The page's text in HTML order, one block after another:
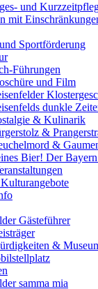
und
mit
Sportförderung
Führungen
und Film
dunkle
& Kulinarik
&
&
Bier! Der
Gästeführer
&
samma mia